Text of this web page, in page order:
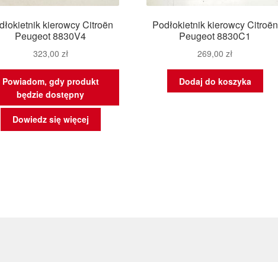
kierowcy Citroën
Peugeot 8830V4
323,00 zł
Powiadom, gdy produkt
będzie dostępny
Dowiedz się więcej
Podłokietnik kierowcy Citroën
Peugeot 8830C1
269,00zł
Dodaj do koszyka